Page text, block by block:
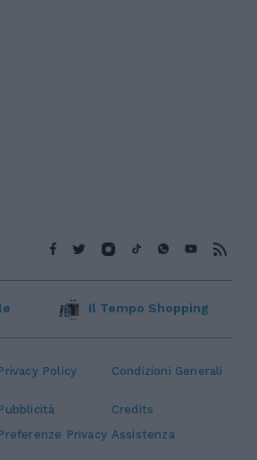
Policy Condizioni Generali
Credits
Privacy Assistenza
Il Tempo Shopping